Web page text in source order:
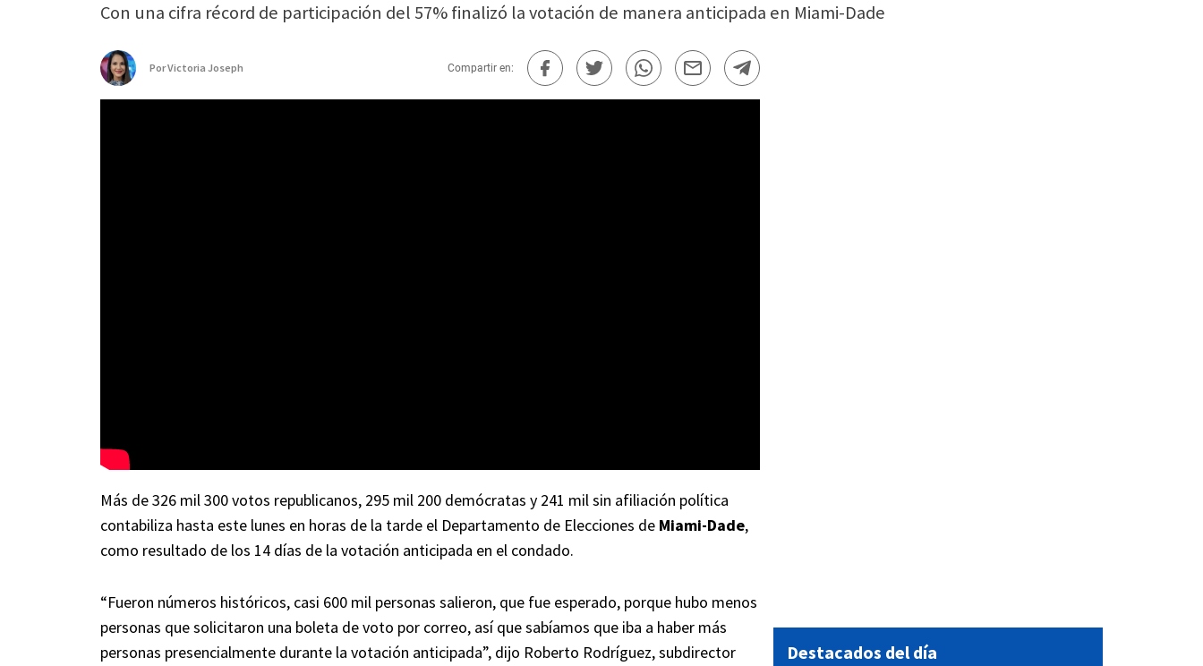
Con una cifra récord de participación del 57% finalizó la votación de manera anticipada en Miami-Dade
PorVictoria Joseph Compartir en:
Más de 326 mil 300 votos republicanos, 295 mil 200 demócratas y 241 mil sin afiliación política
contabiliza hasta este lunes en horas de la tarde el Departamento de Elecciones de Miami-Dade,
como resultado de los 14 días de la votación anticipada en el condado.
“Fueron números históricos, casi 600 mil personas salieron, que fue esperado, porque hubo menos
personas que solicitaron una boleta de voto por correo, así que sabíamos que iba a haber más
personas presencialmente durante la votación anticipada”, dijo Roberto Rodríguez, subdirector
Destacados del día